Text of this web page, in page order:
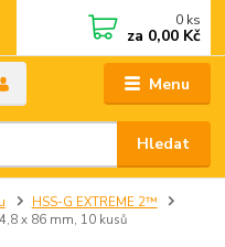
Menu
Hledat
0 ks
za 0,00 Kč
HSS-G EXTREME 2™
x 86 mm, 10 kusů